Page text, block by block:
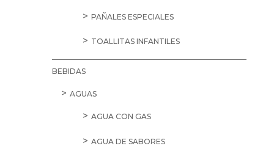
PAÑALES ESPECIALES
TOALLITAS INFANTILES
BEBIDAS
AGUAS
AGUA CON GAS
AGUA DE SABORES